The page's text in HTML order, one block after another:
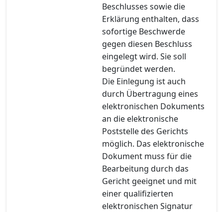
Beschlusses sowie die
Erklärung enthalten, dass
sofortige Beschwerde
gegen diesen Beschluss
eingelegt wird. Sie soll
begründet werden.
Die Einlegung ist auch
durch Übertragung eines
elektronischen Dokuments
an die elektronische
Poststelle des Gerichts
möglich. Das elektronische
Dokument muss für die
Bearbeitung durch das
Gericht geeignet und mit
einer qualifizierten
elektronischen Signatur